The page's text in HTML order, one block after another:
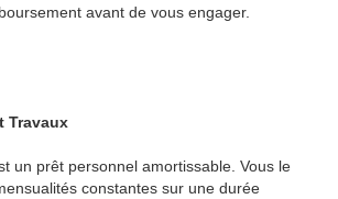
avant de vous engager.
Travaux
un prêt personnel amortissable. Vous le
constantes sur une durée